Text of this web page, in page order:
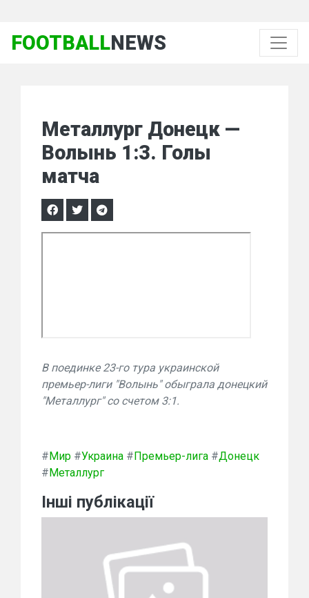
FOOTBALLNEWS
Металлург Донецк —
Волынь 1:3. Голы
матча
В поединке 23-го тура украинской
премьер-лиги "Волынь" обыграла донецкий
"Металлург" со счетом 3:1.
#Мир #Украина #Премьер-лига #Донецк
#Металлург
Інші публікації